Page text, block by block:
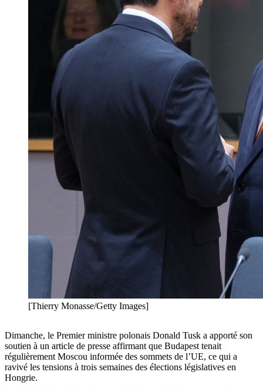
[Thierry Monasse/Getty Images]
Dimanche, le Premier ministre polonais Donald Tusk a apporté son
soutien à un article de presse affirmant que Budapest tenait
régulièrement Moscou informée des sommets de l’UE, ce qui a
ravivé les tensions à trois semaines des élections législatives en
Hongrie.